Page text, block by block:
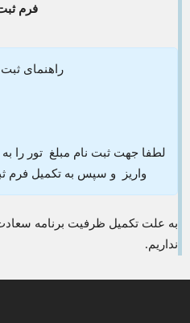
فرم
راهنمای ثبت
لطفا جهت ثبت نام مبلغ تور را
واریز و سپس به تکمیل فرم
به علت تکمیل ظرفیت برنامه
نداریم.